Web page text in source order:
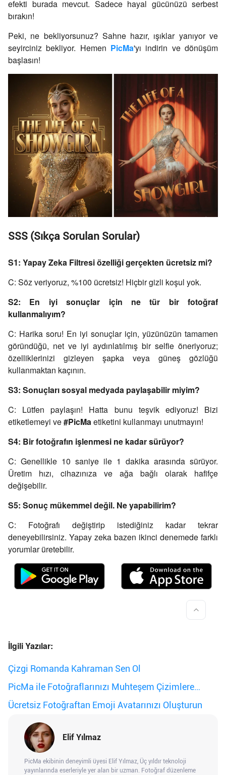
efekti burada mevcut. Sadece hayal gücünüzü serbest
bırakın!
Peki, ne bekliyorsunuz? Sahne hazır, ışıklar yanıyor ve
seyirciniz bekliyor. Hemen PicMa'yı indirin ve dönüşüm
başlasın!
SSS (Sıkça Sorulan Sorular)
S1: Yapay Zeka Filtresi özelliği gerçekten ücretsiz mi?
C: Söz veriyoruz, %100 ücretsiz! Hiçbir gizli koşul yok.
S2: En iyi sonuçlar için ne tür bir fotoğraf
kullanmalıyım?
C: Harika soru! En iyi sonuçlar için, yüzünüzün tamamen
göründüğü, net ve iyi aydınlatılmış bir selfie öneriyoruz;
özelliklerinizi gizleyen şapka veya güneş gözlüğü
kullanmaktan kaçının.
S3: Sonuçları sosyal medyada paylaşabilir miyim?
C: Lütfen paylaşın! Hatta bunu teşvik ediyoruz! Bizi
etiketlemeyi ve#PicMaetiketini kullanmayı unutmayın!
S4: Bir fotoğrafın işlenmesi ne kadar sürüyor?
C: Genellikle 10 saniye ile 1 dakika arasında sürüyor.
Üretim hızı, cihazınıza ve ağa bağlı olarak hafifçe
değişebilir.
S5: Sonuç mükemmel değil. Ne yapabilirim?
C: Fotoğrafı değiştirip istediğiniz kadar tekrar
deneyebilirsiniz. Yapay zeka bazen ikinci denemede farklı
yorumlar üretebilir.
İlgili Yazılar:
Çizgi Romanda Kahraman Sen Ol
PicMa ile Fotoğraflarınızı Muhteşem Çizimlere
Dönüştürün
Ücretsiz Fotoğraftan Emoji Avatarınızı Oluşturun
Elif Yılmaz
PicMa ekibinin deneyimli üyesi Elif Yılmaz, Üç yıldır teknoloji
yayınlarında eserleriyle yer alan bir uzman. Fotoğraf düzenleme